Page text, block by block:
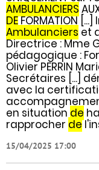
AMBULANCIERS
DEFORMATION
Ambulanciers et
Directrice : Mme
pédagogique :
Olivier PERRIN
Secrétaires [...]
avec la
en situation de
rapprocher de
15/04/2025 17:00